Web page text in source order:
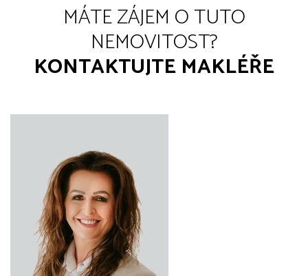
MÁTE ZÁJEM O TUTO
NEMOVITOST?
KONTAKTUJTE MAKLÉŘE